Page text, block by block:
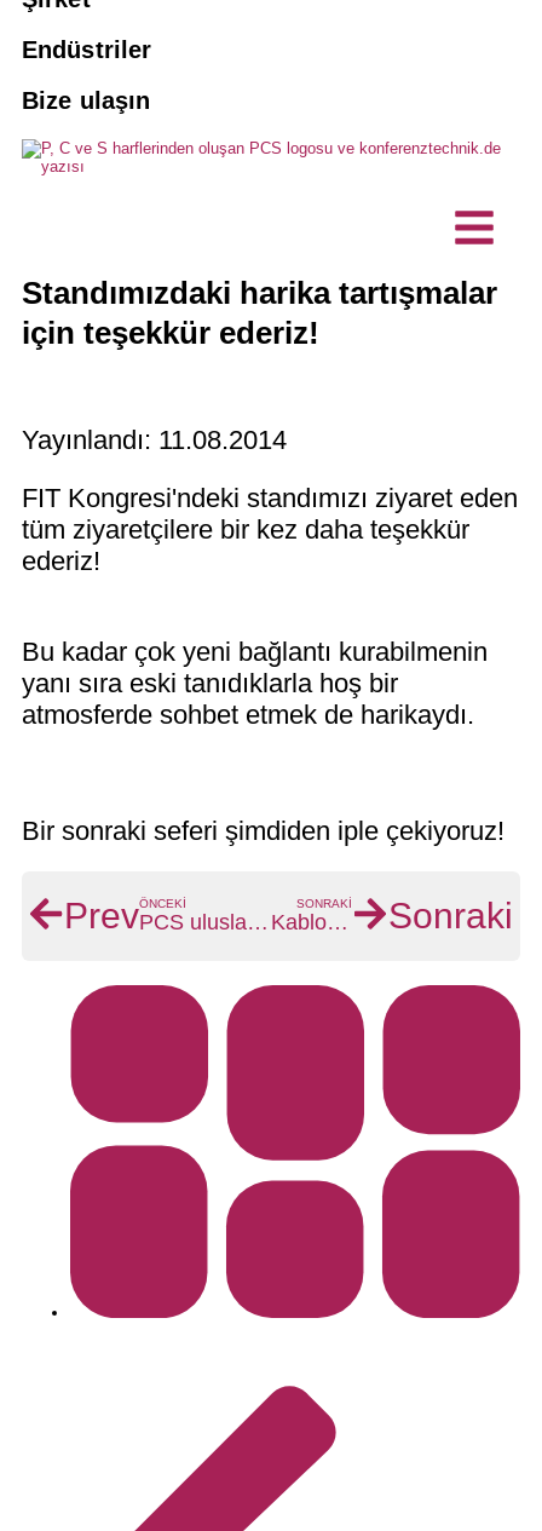
Tercüman rezervasyonu yapın
Bakım ve servis
Özelleştirilmiş ürünler
Yolcu yönlendirme sistemleri
Hibrit etkinlikler
mikrofonlar
PCS için 10 iyi neden
Vizyon, sürdürülebilirlik
Projeler, Referanslar
Haberler
Endüstriler
Tercümanlar
Dernekler ve kulüpler
BT şirketi
Bize ulaşın
Standımızdaki harika tartışmalar
için teşekkür ederiz!
Yayınlandı: 11.08.2014
FIT Kongresi'ndeki standımızı ziyaret eden
tüm ziyaretçilere bir kez daha teşekkür
ederiz!
Bu kadar çok yeni bağlantı kurabilmenin
yanı sıra eski tanıdıklarla hoş bir
atmosferde sohbet etmek de harikaydı.
Bir sonraki seferi şimdiden iple çekiyoruz!
PrevÖNCEKI
PCS uluslararası kilise kongresinde
SONRAKI
Kablosuz mikrofonlar için frekans tahsisinde önemli değişiklikler Sonraki